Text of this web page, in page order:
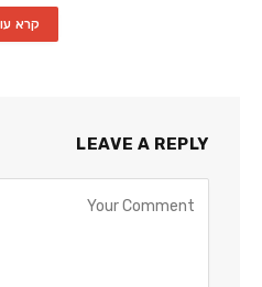
קרא
LEAVE A REPLY